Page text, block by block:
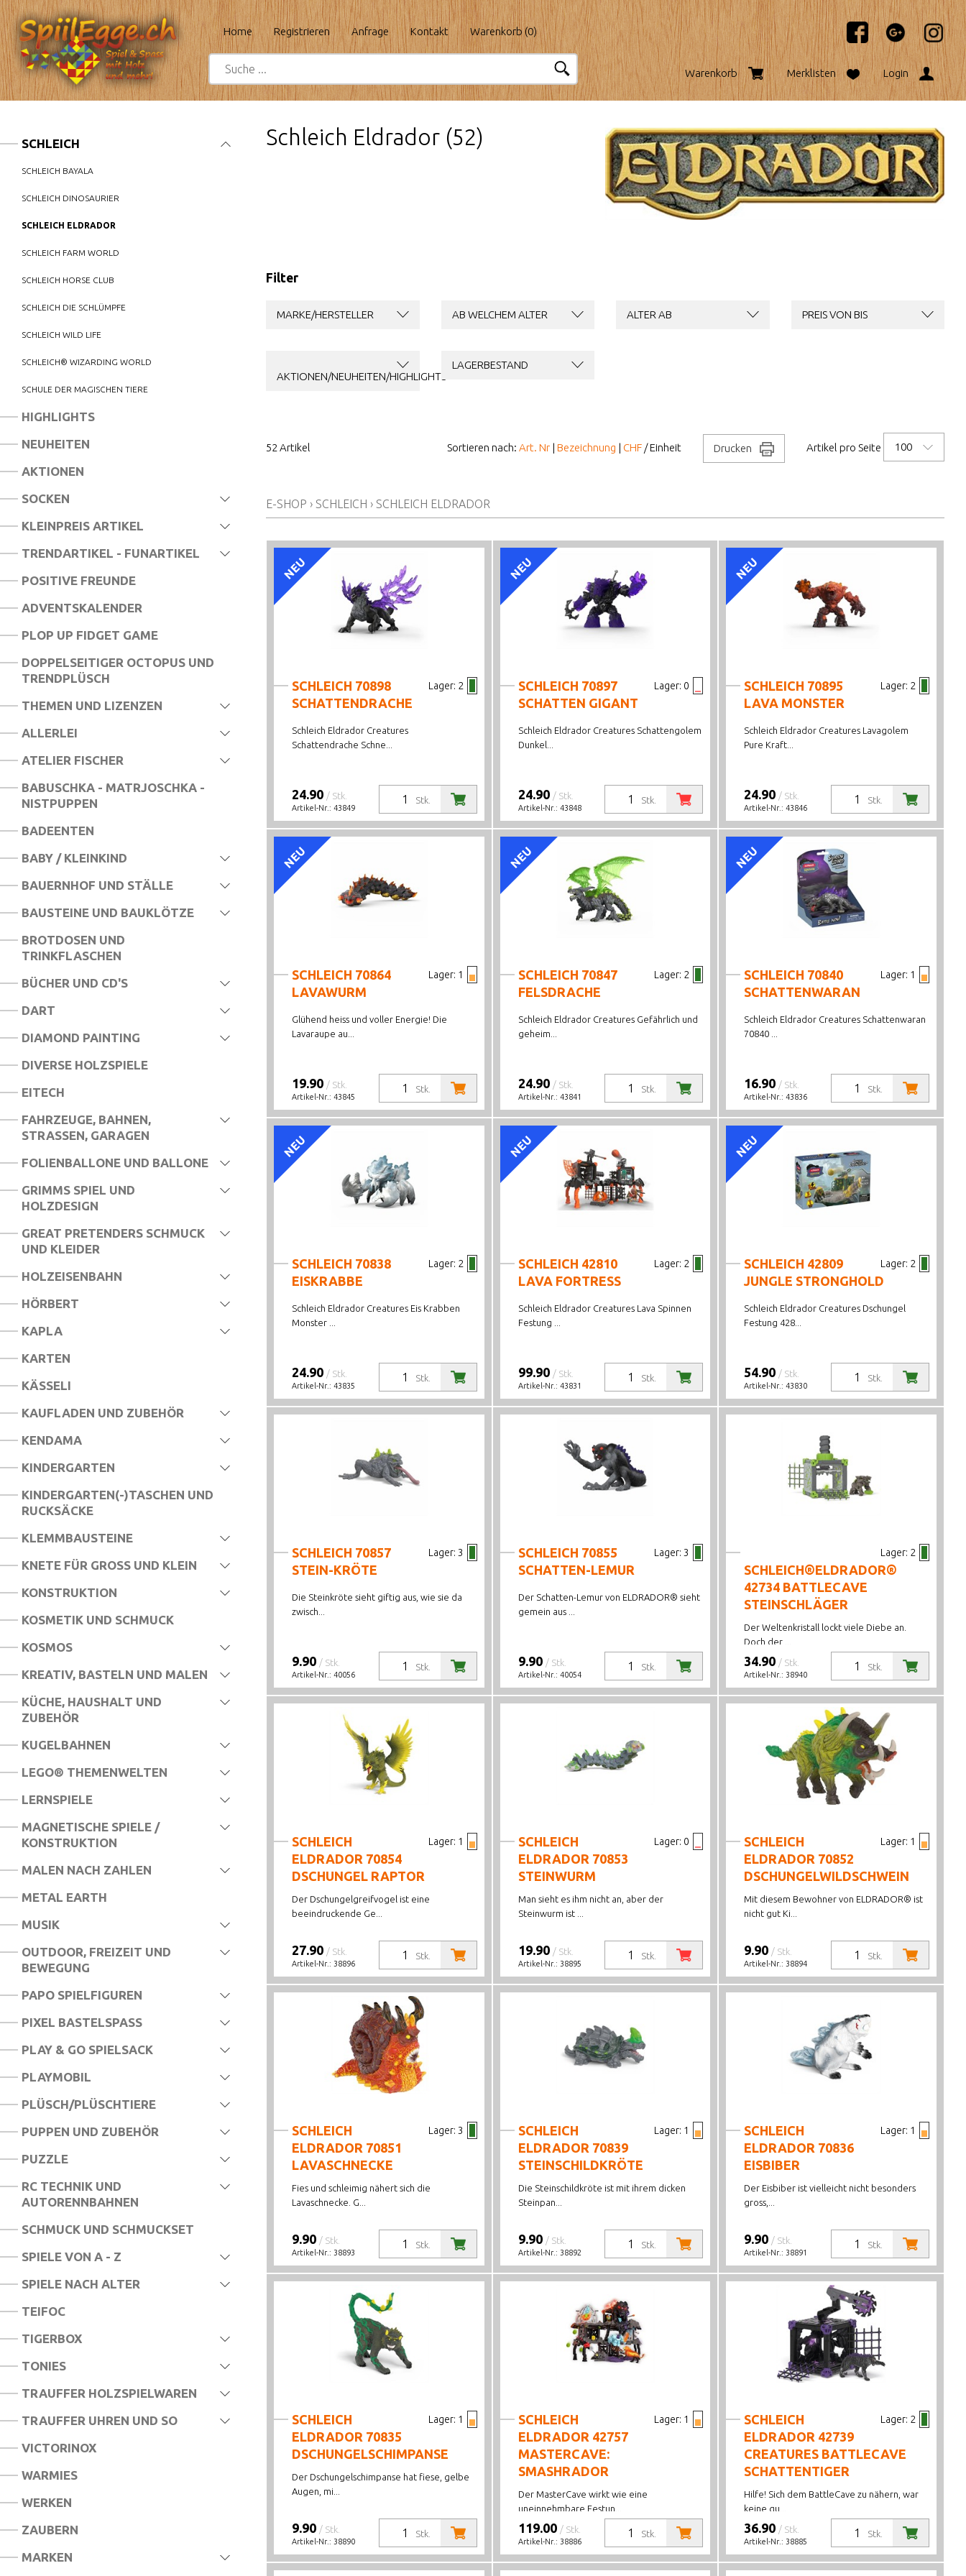
Home Registrieren Anfrage Kontakt Warenkorb (0)
Warenkorb Merklisten Login
HIGHLIGHTS
NEUHEITEN
AKTIONEN
SOCKEN
KLEINPREIS ARTIKEL
TRENDARTIKEL - FUNARTIKEL
POSITIVE FREUNDE
ADVENTSKALENDER
PLOP UP FIDGET GAME
DOPPELSEITIGER OCTOPUS UND
TRENDPLÜSCH
THEMEN UND LIZENZEN
ALLERLEI
ATELIER FISCHER
BABUSCHKA - MATRJOSCHKA -
NISTPUPPEN
BADEENTEN
BABY / KLEINKIND
BAUERNHOF UND STÄLLE
BAUSTEINE UND BAUKLÖTZE
BROTDOSEN UND
TRINKFLASCHEN
BÜCHER UND CD'S
DART
DIAMOND PAINTING
DIVERSE HOLZSPIELE
EITECH
FAHRZEUGE, BAHNEN,
STRASSEN, GARAGEN
FOLIENBALLONE UND BALLONE
GRIMMS SPIEL UND
HOLZDESIGN
GREAT PRETENDERS SCHMUCK
UND KLEIDER
HOLZEISENBAHN
HÖRBERT
KAPLA
KARTEN
KÄSSELI
KAUFLADEN UND ZUBEHÖR
KENDAMA
KINDERGARTEN
KINDERGARTEN(-)TASCHEN UND
RUCKSÄCKE
KLEMMBAUSTEINE
KNETE FÜR GROSS UND KLEIN
KONSTRUKTION
KOSMETIK UND SCHMUCK
KOSMOS
KREATIV, BASTELN UND MALEN
KÜCHE, HAUSHALT UND
ZUBEHÖR
KUGELBAHNEN
LEGO® THEMENWELTEN
LERNSPIELE
MAGNETISCHE SPIELE /
KONSTRUKTION
MALEN NACH ZAHLEN
METAL EARTH
MUSIK
OUTDOOR, FREIZEIT UND
BEWEGUNG
PAPO SPIELFIGUREN
PIXEL BASTELSPASS
PLAY & GO SPIELSACK
PLAYMOBIL
PLÜSCH/PLÜSCHTIERE
PUPPEN UND ZUBEHÖR
PUZZLE
RC TECHNIK UND
AUTORENNBAHNEN
SCHLEICH
SCHLEICH BAYALA
SCHLEICH DINOSAURIER
SCHLEICH ELDRADOR
SCHLEICH FARM WORLD
SCHLEICH HORSE CLUB
SCHLEICH DIE SCHLÜMPFE
SCHLEICH WILD LIFE
SCHLEICH® WIZARDING WORLD
SCHULE DER MAGISCHEN TIERE
SCHMUCK UND SCHMUCKSET
SPIELE VON A - Z
SPIELE NACH ALTER
TEIFOC
TIGERBOX
TONIES
TRAUFFER HOLZSPIELWAREN
TRAUFFER UHREN UND SO
VICTORINOX
WARMIES
WERKEN
ZAUBERN
MARKEN
Schleich Eldrador (52)
Filter
MARKE/HERSTELLER AB WELCHEM ALTER ALTER AB PREIS VON BIS
AKTIONEN/NEUHEITEN/HIGHLIGHTS
LAGERBESTAND
Artikel pro Seite 100
Drucken
Sortieren nach: Art. Nr | Bezeichnung | CHF / Einheit
52 Artikel
E-SHOP › SCHLEICH › SCHLEICH ELDRADOR
NEU
Lager: 2
SCHLEICH 70898
SCHATTENDRACHE
Schleich Eldrador Creatures
Schattendrache Schne...
Stk.
24.90 / Stk.
Artikel-Nr.: 43849
NEU
Lager: 0
SCHLEICH 70897
SCHATTEN GIGANT
Schleich Eldrador Creatures Schattengolem
Dunkel...
Stk.
24.90 / Stk.
Artikel-Nr.: 43848
NEU
Lager: 2
SCHLEICH 70895
LAVA MONSTER
Schleich Eldrador Creatures Lavagolem
Pure Kraft...
Stk.
24.90 / Stk.
Artikel-Nr.:43846
NEU
Lager: 1
SCHLEICH 70864
LAVAWURM
Glühend heiss und voller Energie! Die
Lavaraupe au...
Stk.
19.90 / Stk.
Artikel-Nr.: 43845
NEU
Lager: 2
SCHLEICH 70847
FELSDRACHE
Schleich Eldrador Creatures Gefährlich und
geheim...
Stk.
24.90 / Stk.
Artikel-Nr.: 43841
NEU
Lager: 1
SCHLEICH 70840
SCHATTENWARAN
Schleich Eldrador Creatures Schattenwaran
70840 ...
Stk.
16.90 / Stk.
Artikel-Nr.:43836
NEU
Lager: 2
SCHLEICH 70838
EISKRABBE
Schleich Eldrador Creatures Eis Krabben
Monster ...
Stk.
24.90 / Stk.
Artikel-Nr.: 43835
NEU
Lager: 2
SCHLEICH 42810
LAVA FORTRESS
Schleich Eldrador Creatures Lava Spinnen
Festung ...
Stk.
99.90 / Stk.
Artikel-Nr.: 43831
NEU
Lager: 2
SCHLEICH 42809
JUNGLE STRONGHOLD
Schleich Eldrador Creatures Dschungel
Festung 428...
Stk.
54.90 / Stk.
Artikel-Nr.:43830
Lager: 3
SCHLEICH 70857
STEIN-KRÖTE
Die Steinkröte sieht giftig aus, wie sie da
zwisch...
Stk.
9.90 / Stk.
Artikel-Nr.: 40056
Lager: 3
SCHLEICH 70855
SCHATTEN-LEMUR
Der Schatten-Lemur von ELDRADOR® sieht
gemein aus ...
Stk.
9.90 / Stk.
Artikel-Nr.: 40054
Lager: 2
SCHLEICH®ELDRADOR®
42734 BATTLECAVE
STEINSCHLÄGER
Der Weltenkristall lockt viele Diebe an.
Doch der ...
Stk.
34.90 / Stk.
Artikel-Nr.: 38940
Lager: 1
SCHLEICH
ELDRADOR 70854
DSCHUNGEL RAPTOR
Der Dschungelgreifvogel ist eine
beeindruckende Ge...
Stk.
27.90 / Stk.
Artikel-Nr.: 38896
Lager: 0
SCHLEICH
ELDRADOR 70853
STEINWURM
Man sieht es ihm nicht an, aber der
Steinwurm ist ...
Stk.
19.90 / Stk.
Artikel-Nr.: 38895
Lager: 1
SCHLEICH
ELDRADOR 70852
DSCHUNGELWILDSCHWEIN
Mit diesem Bewohner von ELDRADOR® ist
nicht gut Ki...
Stk.
9.90 / Stk.
Artikel-Nr.: 38894
Lager: 3
SCHLEICH
ELDRADOR 70851
LAVASCHNECKE
Fies und schleimig nähert sich die
Lavaschnecke. G...
Stk.
9.90 / Stk.
Artikel-Nr.: 38893
Lager: 1
SCHLEICH
ELDRADOR 70839
STEINSCHILDKRÖTE
Die Steinschildkröte ist mit ihrem dicken
Steinpan...
Stk.
9.90 / Stk.
Artikel-Nr.: 38892
Lager: 1
SCHLEICH
ELDRADOR 70836
EISBIBER
Der Eisbiber ist vielleicht nicht besonders
gross,...
Stk.
9.90 / Stk.
Artikel-Nr.: 38891
Lager: 1
SCHLEICH
ELDRADOR 70835
DSCHUNGELSCHIMPANSE
Der Dschungelschimpanse hat fiese, gelbe
Augen, mi...
Stk.
9.90 / Stk.
Artikel-Nr.: 38890
Lager: 1
SCHLEICH
ELDRADOR 42757
MASTERCAVE:
SMASHRADOR
Der MasterCave wirkt wie eine
uneinnehmbare Festun...
Stk.
119.00 / Stk.
Artikel-Nr.: 38886
Lager: 2
SCHLEICH
ELDRADOR 42739
CREATURES BATTLECAVE
SCHATTENTIGER
Hilfe! Sich dem BattleCave zu nähern, war
keine gu...
Stk.
36.90 / Stk.
Artikel-Nr.: 38885